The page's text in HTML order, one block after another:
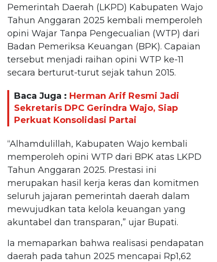
Pemerintah Daerah (LKPD) Kabupaten Wajo
Tahun Anggaran 2025 kembali memperoleh
opini Wajar Tanpa Pengecualian (WTP) dari
Badan Pemeriksa Keuangan (BPK). Capaian
tersebut menjadi raihan opini WTP ke-11
secara berturut-turut sejak tahun 2015.
Baca Juga : Herman Arif Resmi Jadi
Sekretaris DPC Gerindra Wajo, Siap
Perkuat Konsolidasi Partai
“Alhamdulillah, Kabupaten Wajo kembali
memperoleh opini WTP dari BPK atas LKPD
Tahun Anggaran 2025. Prestasi ini
merupakan hasil kerja keras dan komitmen
seluruh jajaran pemerintah daerah dalam
mewujudkan tata kelola keuangan yang
akuntabel dan transparan,” ujar Bupati.
Ia memaparkan bahwa realisasi pendapatan
daerah pada tahun 2025 mencapai Rp1,62